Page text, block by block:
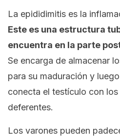
La epididimitis es la
Este es una estructura
encuentra en la parte
Se encarga de almacenar
para su maduración y
conecta el testículo con
deferentes.
Los varones pueden